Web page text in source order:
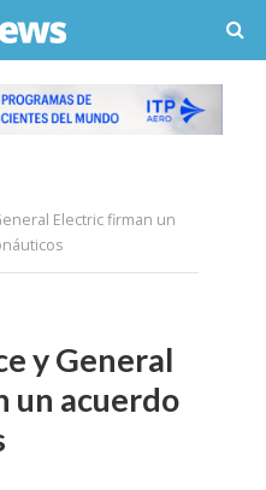
Electric firman un
y General
un acuerdo